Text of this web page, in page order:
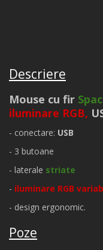
Descriere
Mouse cu fir
iluminare RGB,
- conectare: USB
- 3 butoane
- laterale striate
- iluminare RGB
- design ergonomic.
Poze